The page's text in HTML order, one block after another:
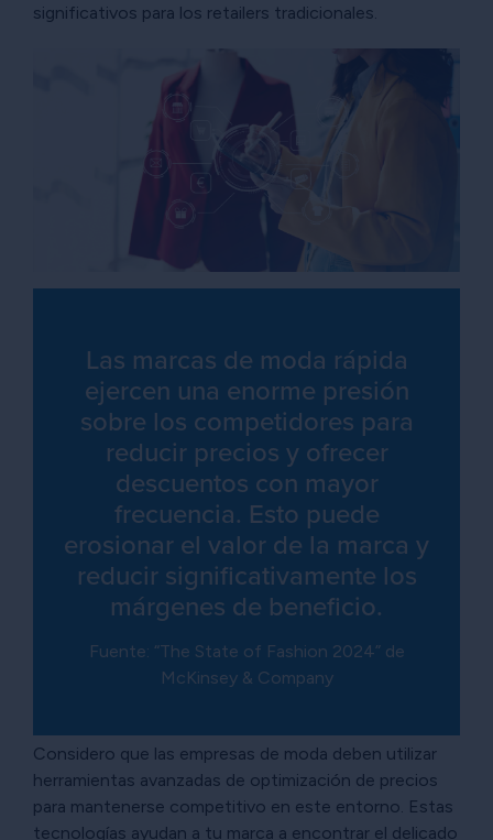
significativos para los retailers tradicionales.
Las marcas de moda rápida
ejercen una enorme presión
sobre los competidores para
reducir precios y ofrecer
descuentos con mayor
frecuencia. Esto puede
erosionar el valor de la marca y
reducir significativamente los
márgenes de beneficio.
Fuente: “The State of Fashion 2024” de
McKinsey & Company
Considero que las empresas de moda deben utilizar
herramientas avanzadas de optimización de precios
para mantenerse competitivo en este entorno. Estas
tecnologías ayudan a tu marca a encontrar el delicado